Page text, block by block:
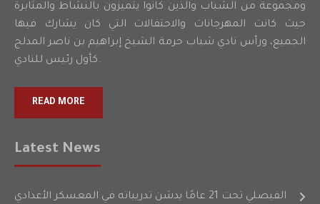
ومجموعة من الشباب والذين كانوا يتميزون بالنشاط والمثابرة
حيث كانت المهرجانات والاحتفالات التي كان يشارك فيها
الجميع، ورأس نادي شباب حرمة الشيخ إبراهيم بن ناصر المدلج
كأول رئيس للنادي.
READ MORE
Latest News
الفيصلي تحت 21 عامًا يدشن تدريباته في المعسكر الأعدادي